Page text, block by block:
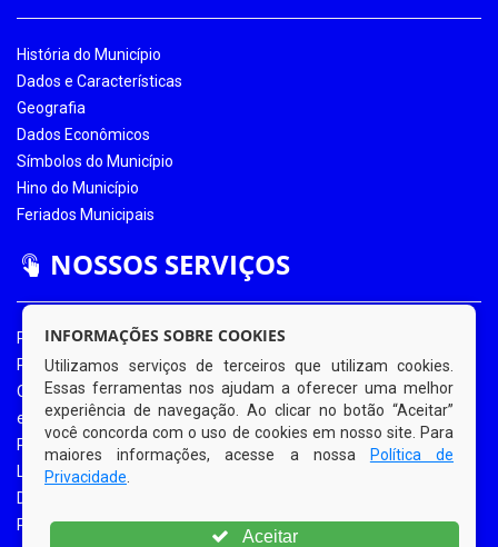
História do Município
Dados e Características
Geografia
Dados Econômicos
Símbolos do Município
Hino do Município
Feriados Municipais
NOSSOS SERVIÇOS
Portal da Transparência
Portal da Transparência COVID-19
Ouvidoria Eletrônica
e-SIC
Processos de Licitação
Licitações em Andamento
Diário Oficial
Portal do Contribuinte
INFORMAÇÕES SOBRE COOKIES
Utilizamos serviços de terceiros que utilizam cookies.
Essas ferramentas nos ajudam a oferecer uma melhor
experiência de navegação. Ao clicar no botão “Aceitar”
você concorda com o uso de cookies em nosso site. Para
maiores informações, acesse a nossa
Política de
Privacidade
Aceitar